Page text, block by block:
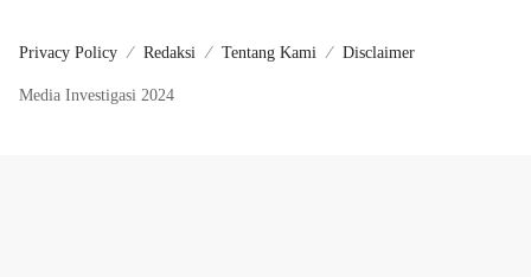
Privacy Policy Redaksi Tentang Kami Disclaimer
Media Investigasi 2024